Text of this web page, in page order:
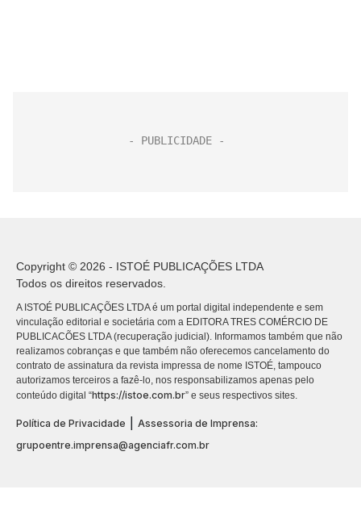
Copyright © 2026 - ISTOÉ PUBLICAÇÕES LTDA
Todos os direitos reservados.
A ISTOÉ PUBLICAÇÕES LTDA é um portal digital independente e sem
vinculação editorial e societária com a EDITORA TRES COMÉRCIO DE
PUBLICACÕES LTDA (recuperação judicial). Informamos também que não
realizamos cobranças e que também não oferecemos cancelamento do
contrato de assinatura da revista impressa de nome ISTOÉ, tampouco
autorizamos terceiros a fazê-lo, nos responsabilizamos apenas pelo
conteúdo digital “https://istoe.com.br” e seus respectivos sites.
Política de Privacidade
Assessoria de Imprensa:
grupoentre.imprensa@agenciafr.com.br